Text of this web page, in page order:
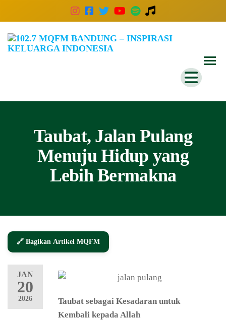
Taubat, Jalan Pulang
Menuju Hidup yang
Lebih Bermakna
🔗 Bagikan Artikel MQFM
JAN
20
2026
Taubat sebagai Kesadaran untuk
Kembali kepada Allah